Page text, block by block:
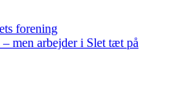
forening
– men arbej­der i Slet tæt på